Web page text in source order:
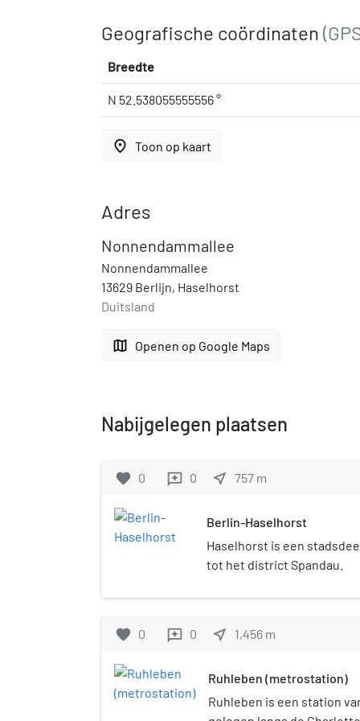
Geografische coördinaten
Breedte
N 52.538055555556 °
place Toon op kaart
Adres
Nonnendammallee
Nonnendammallee
13629 Berlijn, Haselhorst
Duitsland
map Openen op Google Maps
Nabijgelegen plaatsen
favorite 0 reviews 0 near_me 757 m
Berlin-Haselhorst
Haselhorst is een
tot het district Spandau.
favorite 0 reviews 0 near_me 1,456 m
Ruhleben (metrostation)
Ruhleben is een station